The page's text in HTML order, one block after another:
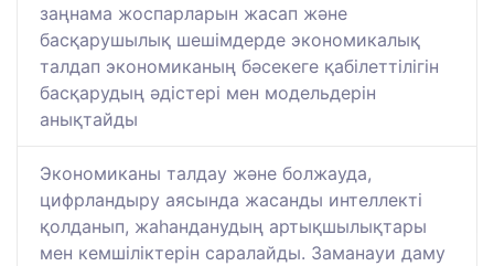
заңнама жоспарларын жасап және
басқарушылық шешімдерде экономикалық
талдап экономиканың бәсекеге қабілеттілігін
басқарудың әдістері мен модельдерін
анықтайды
Экономиканы талдау және болжауда,
цифрландыру аясында жасанды интеллекті
қолданып, жаһанданудың артықшылықтары
мен кемшіліктерін саралайды. Заманауи даму